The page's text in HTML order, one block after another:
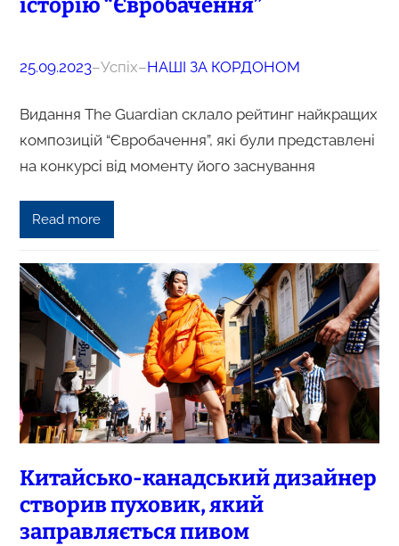
історію “Євробачення”
25.09.2023–Успіх–НАШІ ЗА КОРДОНОМ
Видання The Guardian склало рейтинг найкращих
композицій “Євробачення”, які були представлені
на конкурсі від моменту його заснування
Read more
Китайсько-канадський дизайнер
створив пуховик, який
заправляється пивом